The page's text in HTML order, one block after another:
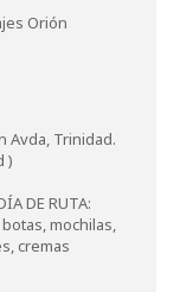
Orión
Avda, Trinidad.
)
DE RUTA:
mochilas,
cremas